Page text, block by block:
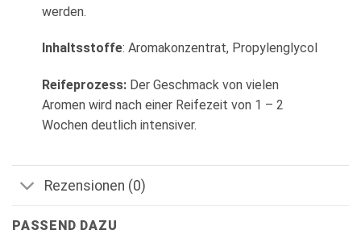
werden.
Inhaltsstoffe: Aromakonzentrat, Propylenglycol
Reifeprozess:Der Geschmack von vielen
Aromen wird nach einer Reifezeit von 1 – 2
Wochen deutlich intensiver.
Rezensionen (0)
PASSEND DAZU